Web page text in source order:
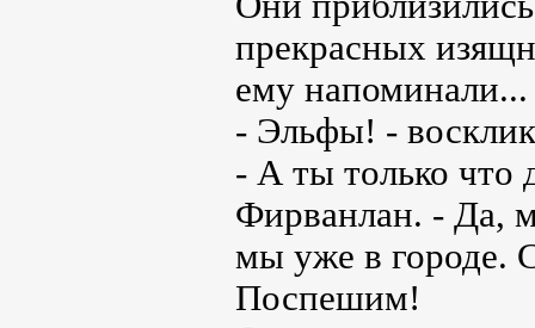
прекрасных
ему
- Эльфы! -
- А ты только что
Фирванлан. - Да,
мы уже в городе.
Поспешим!